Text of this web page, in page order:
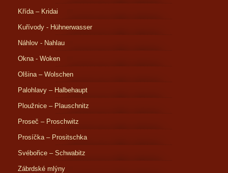
Křída – Kridai
Kuřívody - Hühnerwasser
Náhlov - Nahlau
Okna - Woken
Olšina – Wolschen
Palohlavy – Halbehaupt
Ploužnice – Plauschnitz
Proseč – Proschwitz
Prosíčka – Prositschka
Svébořice – Schwabitz
Zábrdské mlýny